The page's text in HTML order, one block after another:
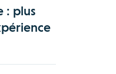
: plus